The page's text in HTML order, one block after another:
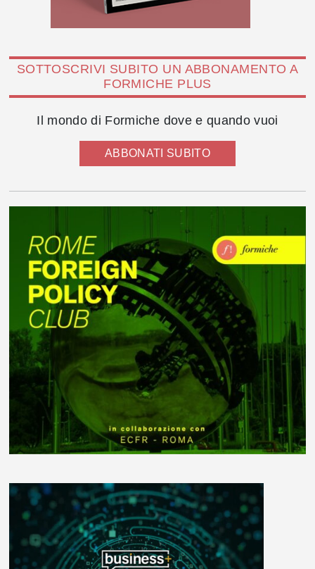
SOTTOSCRIVI SUBITO UN ABBONAMENTO A
FORMICHE PLUS
Il mondo di Formiche dove e quando vuoi
ABBONATI SUBITO